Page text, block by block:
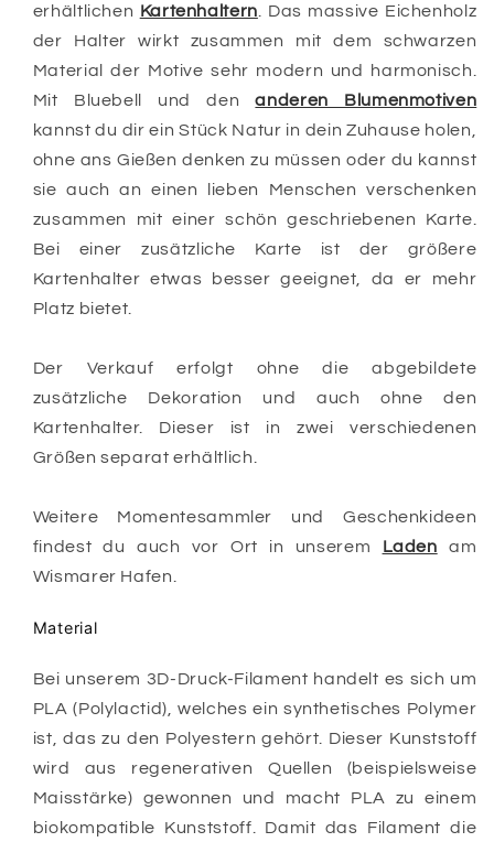
erhältlichen Kartenhaltern
Das massive Eichenholz
der Halter wirkt zusammen mit dem schwarzen
Material der Motive sehr modern und harmonisch.
Mit Bluebell und denanderen Blumenmotiven
kannst du dir ein Stück Natur in dein Zuhause holen,
ohne ans Gießen denken zu müssen oder du kannst
sie auch an einen lieben Menschen verschenken
zusammen mit einer schön geschriebenen Karte.
Bei einer zusätzliche Karte ist der größere
Kartenhalter etwas besser geeignet, da er mehr
Platz bietet.
Der Verkauf erfolgt ohne die abgebildete
zusätzliche Dekoration und auch ohne den
Kartenhalter. Dieser ist in zwei verschiedenen
Größen separat erhältlich.
Weitere Momentesammler und Geschenkideen
findest du auch vor Ort in unserem Laden am
Wismarer Hafen.
Material
Bei unserem 3D-Druck-Filament handelt es sich um
PLA (Polylactid), welches ein synthetisches Polymer
ist, das zu den Polyestern gehört. Dieser Kunststoff
wird aus regenerativen Quellen (beispielsweise
Maisstärke) gewonnen und macht PLA zu einem
biokompatible Kunststoff. Damit das Filament die